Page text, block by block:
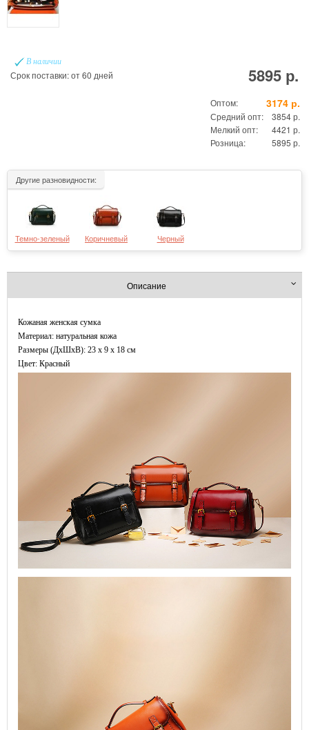
В наличии
Срок поставки: от 60 дней 5895 р.
Оптом: 3174 р.
Средний опт:
3854 р.
Мелкий опт:
4421 р.
Розница:
5895 р.
Другие разновидности:
Темно-зеленый Коричневый Черный
Описание
Кожаная женская сумка
Материал: натуральная кожа
Размеры (ДxШхВ): 23 x 9 x 18 см
Цвет: Красный